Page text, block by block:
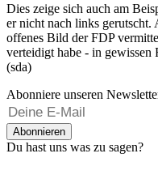
Dies zeige sich auch am
er nicht nach links gerutscht.
offenes Bild der FDP
verteidigt habe - in gewissen
(sda)
Abonniere unseren
Abonnieren
Du hast uns was zu sagen?